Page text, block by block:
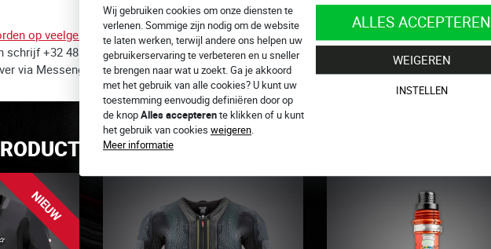
Wij gebruiken cookies om onze diensten te
verlenen. Sommige zijn nodig om de website
te laten werken, terwijl andere ons helpen uw
gebruikerservaring te verbeteren en u sneller
te brengen naar wat u zoekt. Ga je akkoord
met het gebruik van alle cookies? U kunt uw
toestemming eenvoudig definiëren door op
de knopAlles accepterente klikken of u kunt
het gebruik van cookies weigeren.
Meer informatie
ALLES ACCEPTEREN
WEIGEREN
INSTELLEN
op veelgestelde vragen.
schrijf +32 483 055 129 of +32 483 070 714,info@4SR.be
via Messenger? Wij zijn online!
IN CATEGORIE BESCHERMING EN
NIEUW